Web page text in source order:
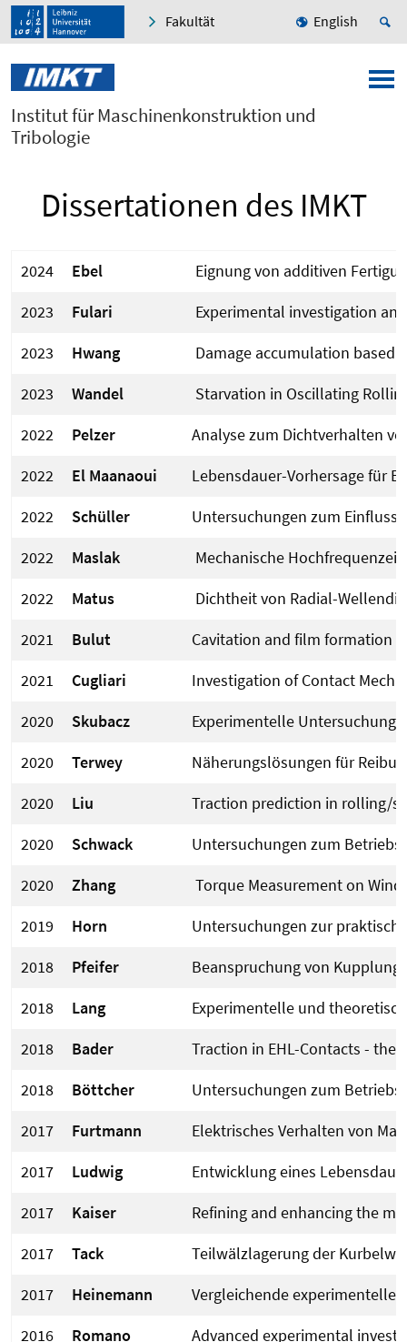
Fakultät English
Institut für Maschinenkonstruktion und
Tribologie
Dissertationen des IMKT
2024 Ebel
Eignung von additiven
2023
Fulari
Experimental investigation
2023
Hwang
Damage accumulation based
2023
Wandel
Starvation in Oscillating
2022
Pelzer
Analyse zum Dichtverhalten
2022
El Maanaoui
Lebensdauer-Vorhersage für
2022
Schüller
Untersuchungen zum
2022
Maslak
Mechanische
2022
Matus
Dichtheit von Radial-
2021
Bulut
Cavitation and film formation
2021
Cugliari
Investigation of Contact
2020
Skubacz
Experimentelle
2020
Terwey
Näherungslösungen für
2020
Liu
Traction prediction in rolling/
2020
Schwack
Untersuchungen zum
2020
Zhang
Torque Measurement on
2019
Horn
Untersuchungen zur
2018
Pfeifer
Beanspruchung von
2018
Lang
Experimentelle und
2018
Bader
Traction in EHL-Contacts -
2018
Böttcher
Untersuchungen zum
2017
Furtmann
Elektrisches Verhalten von
2017
Ludwig
Entwicklung eines
2017
Kaiser
Refining and enhancing the
2017
Tack
Teilwälzlagerung der
2017
Heinemann
Vergleichende experimentelle
2016
Romano
Advanced experimental